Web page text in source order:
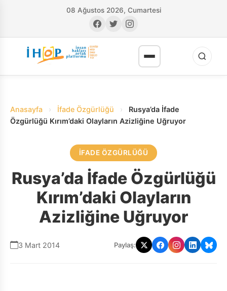
08 Ağustos 2026, Cumartesi
Anasayfa › İfade Özgürlüğü ›
Rusya’da İfade
Özgürlüğü Kırım’daki Olayların Azizliğine Uğruyor
İFADE ÖZGÜRLÜĞÜ
Rusya’da İfade Özgürlüğü
Kırım’daki Olayların
Azizliğine Uğruyor
3 Mart 2014 Paylaş: